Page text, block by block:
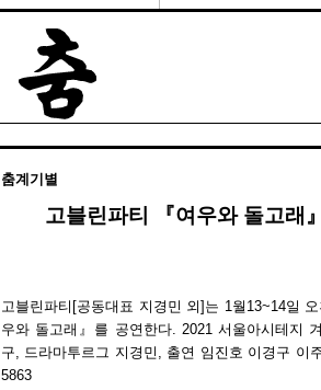
춤계기별
고블린파티 『여우와 돌고래
고블린파티[공동대표 지경민 외]는 1월13~14일
우와 돌고래』를 공연한다. 2021 서울아시테지
구, 드라마투르그 지경민, 출연 임진호 이경구 이
5863